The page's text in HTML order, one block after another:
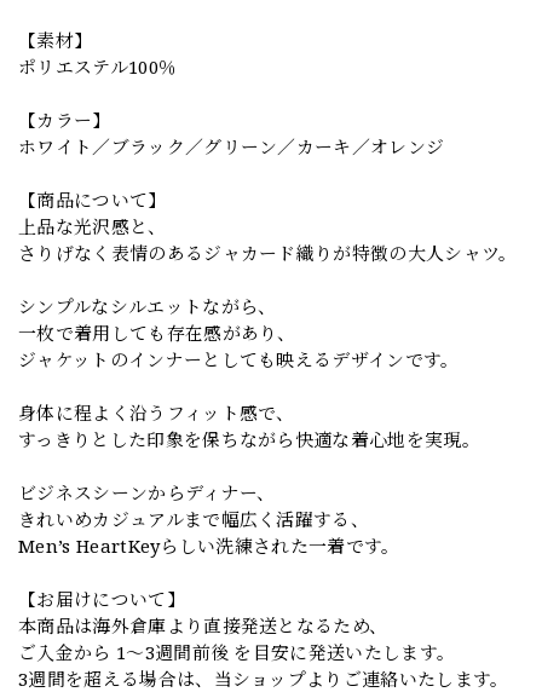
【素材】
ポリエステル100％
【カラー】
ホワイト／ブラック／グリーン／カーキ／オレンジ
【商品について】
上品な光沢感と、
さりげなく表情のあるジャカード織りが特徴の大人シャツ。
シンプルなシルエットながら、
一枚で着用しても存在感があり、
ジャケットのインナーとしても映えるデザインです。
身体に程よく沿うフィット感で、
すっきりとした印象を保ちながら快適な着心地を実現。
ビジネスシーンからディナー、
きれいめカジュアルまで幅広く活躍する、
Men’s HeartKeyらしい洗練された一着です。
【お届けについて】
本商品は海外倉庫より直接発送となるため、
ご入金から 1〜3週間前後 を目安に発送いたします。
3週間を超える場合は、当ショップよりご連絡いたします。